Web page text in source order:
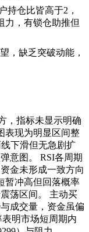
持仓比皆高于2，
力，有锁仓助推但
，缺乏突破动能，
，指标未显示明确
表现为明显区间整
下滑但无急剧扩
意图。 RSI各周期
金未形成一致方向
暂冲高但回落概率
荡区间。 主动买
成交量，资金虽偏
明市场短周期内